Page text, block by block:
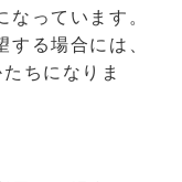
なっています。
する場合には、
ちになりま